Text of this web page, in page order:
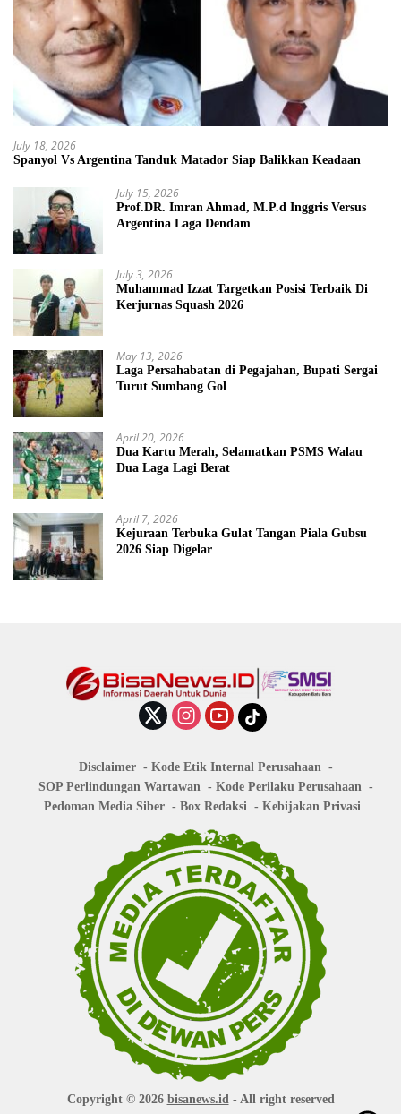
July 18, 2026
Spanyol Vs Argentina Tanduk Matador Siap Balikkan Keadaan
July 15, 2026
Prof.DR. Imran Ahmad, M.P.d Inggris Versus
Argentina Laga Dendam
July 3, 2026
Muhammad Izzat Targetkan Posisi Terbaik Di
Kerjurnas Squash 2026
May 13, 2026
Laga Persahabatan di Pegajahan, Bupati Sergai
Turut Sumbang Gol
April 20, 2026
Dua Kartu Merah, Selamatkan PSMS Walau
Dua Laga Lagi Berat
April 7, 2026
Kejuraan Terbuka Gulat Tangan Piala Gubsu
2026 Siap Digelar
Disclaimer
Kode Etik Internal Perusahaan
SOP Perlindungan Wartawan
Kode Perilaku Perusahaan
Pedoman Media Siber
Box Redaksi Kebijakan Privasi
Copyright © 2026 bisanews.id- All right reserved